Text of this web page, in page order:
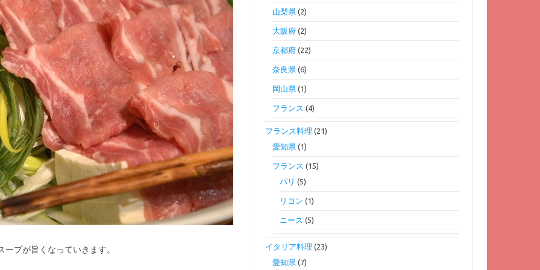
プが旨くなっていきます。
山梨県(2)
大阪府(2)
京都府(22)
奈良県(6)
岡山県(1)
フランス (4)
フランス料理 (21)
愛知県(1)
フランス (15)
パリ (5)
リヨン (1)
ニース (5)
イタリア料理 (23)
愛知県(7)